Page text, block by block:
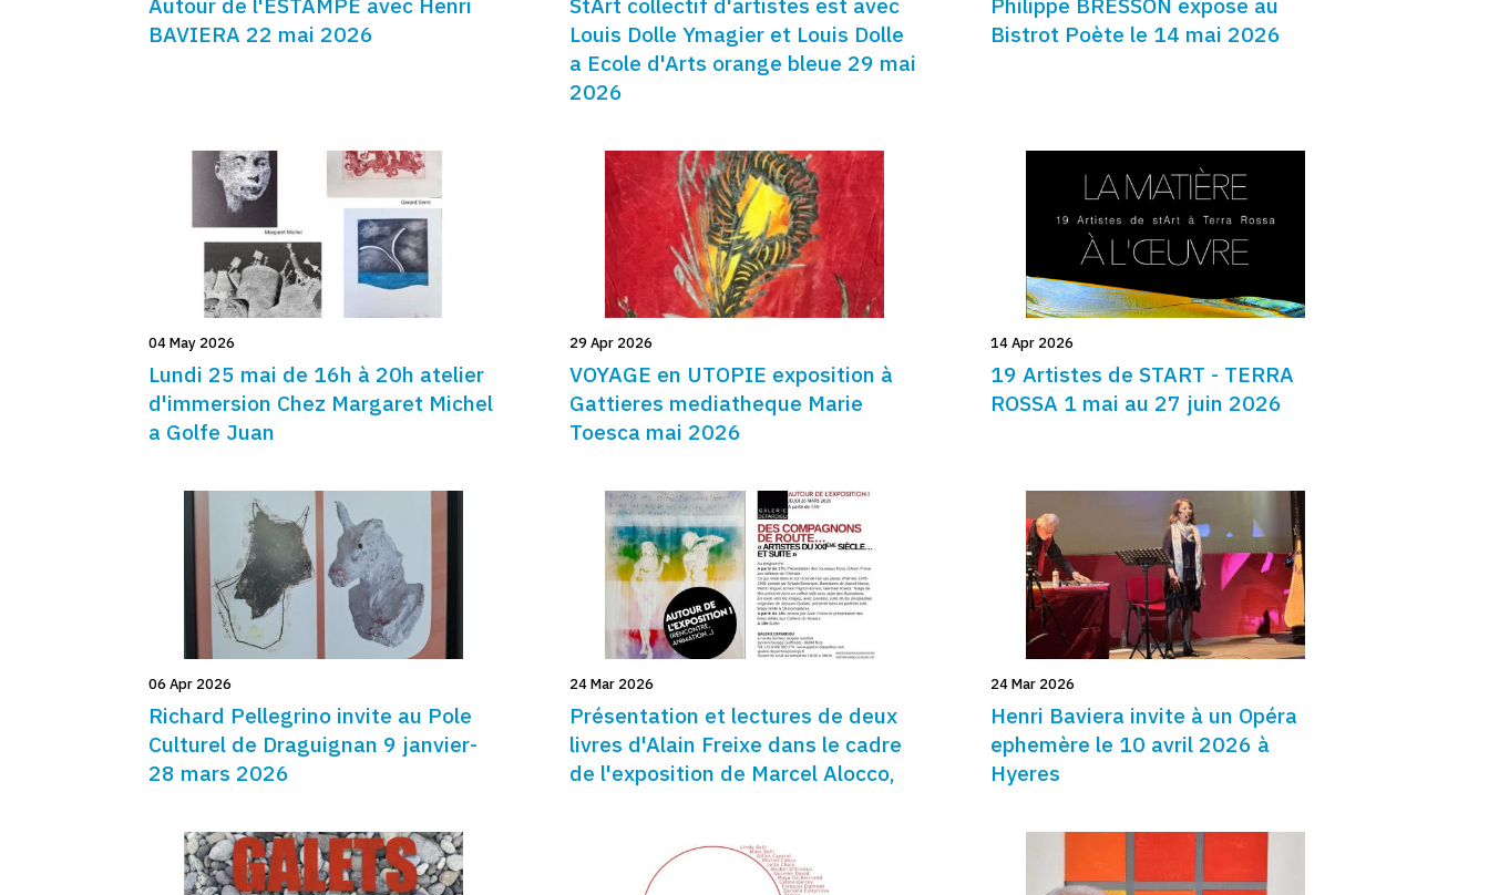
BAVIERA 22 mai 2026
Louis Dolle Ymagier et Louis Dolle
a Ecole d'Arts orange bleue 29 mai
2026
Bistrot Poète le 14 mai 2026
04 May 2026
Lundi 25 mai de 16h à 20h atelier
d'immersion Chez Margaret Michel
a Golfe Juan
29 Apr 2026
VOYAGE en UTOPIE exposition à
Gattieres mediatheque Marie
Toesca mai 2026
14 Apr 2026
19 Artistes de START - TERRA
ROSSA 1 mai au 27 juin 2026
06 Apr 2026
Richard Pellegrino invite au Pole
Culturel de Draguignan 9 janvier-
28 mars 2026
24 Mar 2026
Présentation et lectures de deux
livres d'Alain Freixe dans le cadre
de l'exposition de Marcel Alocco,
24 Mar 2026
Henri Baviera invite à un Opéra
ephemère le 10 avril 2026 à
Hyeres